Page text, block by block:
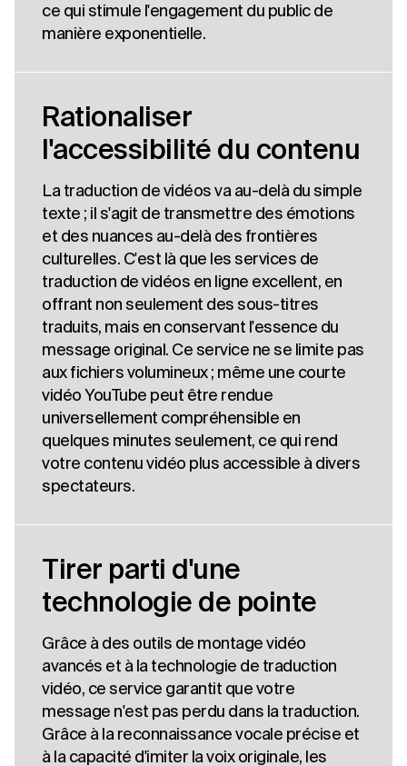
ce qui stimule l'engagement du public de
manière exponentielle.
Rationaliser
l'accessibilité du contenu
La traduction de vidéos va au-delà du simple
texte ; il s'agit de transmettre des émotions
et des nuances au-delà des frontières
culturelles. C'est là que les services de
traduction de vidéos en ligne excellent, en
offrant non seulement des sous-titres
traduits, mais en conservant l'essence du
message original. Ce service ne se limite pas
aux fichiers volumineux ; même une courte
vidéo YouTube peut être rendue
universellement compréhensible en
quelques minutes seulement, ce qui rend
votre contenu vidéo plus accessible à divers
spectateurs.
Tirer parti d'une
technologie de pointe
Grâce à des outils de montage vidéo
avancés et à la technologie de traduction
vidéo, ce service garantit que votre
message n'est pas perdu dans la traduction.
Grâce à la reconnaissance vocale précise et
à la capacité d'imiter la voix originale, les